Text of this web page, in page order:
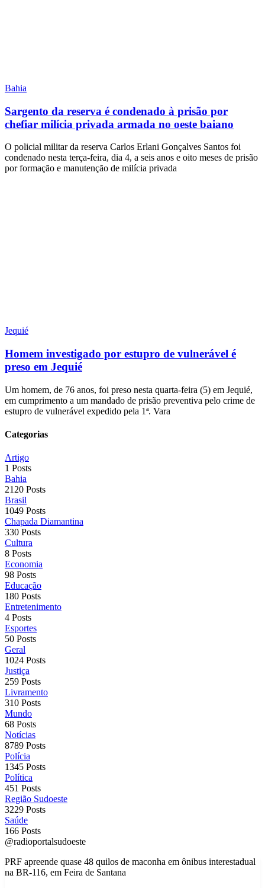
Bahia
Sargento da reserva é condenado à prisão por
chefiar milícia privada armada no oeste baiano
O policial militar da reserva Carlos Erlani Gonçalves Santos foi
condenado nesta terça-feira, dia 4, a seis anos e oito meses de prisão
por formação e manutenção de milícia privada
Jequié
Homem investigado por estupro de vulnerável é
preso em Jequié
Um homem, de 76 anos, foi preso nesta quarta-feira (5) em Jequié,
em cumprimento a um mandado de prisão preventiva pelo crime de
estupro de vulnerável expedido pela 1ª. Vara
Categorias
Artigo
1 Posts
Bahia
2120 Posts
Brasil
1049 Posts
Chapada Diamantina
330 Posts
Cultura
8 Posts
Economia
98 Posts
Educação
180 Posts
Entretenimento
4 Posts
Esportes
50 Posts
Geral
1024 Posts
Justiça
259 Posts
Livramento
310 Posts
Mundo
68 Posts
Notícias
8789 Posts
Polícia
1345 Posts
Política
451 Posts
Região Sudoeste
3229 Posts
Saúde
166 Posts
@radioportalsudoeste
PRF apreende quase 48 quilos de maconha em ônibus interestadual
na BR-116, em Feira de Santana